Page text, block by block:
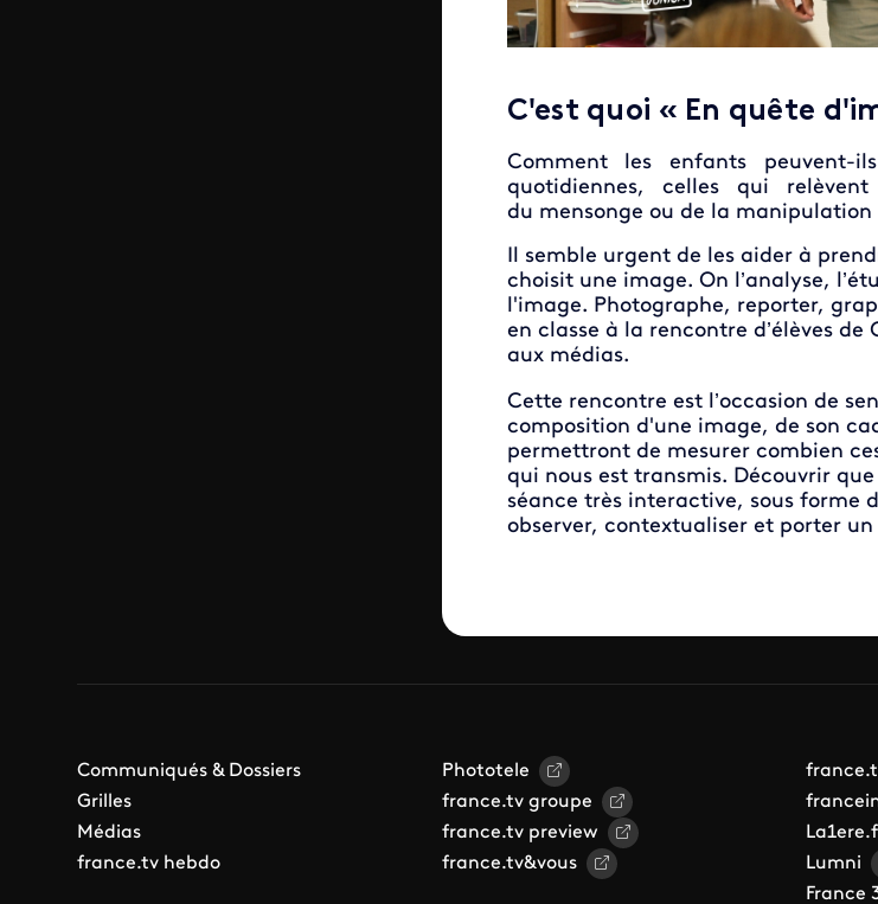
C'est quoi « En quête
Comment les enfants peuvent-
quotidiennes, celles qui
du mensonge ou de la manipulation
Il semble urgent de les aider à
choisit une image. On l’analyse,
l'image. Photographe, reporter,
en classe à la rencontre d’élèves
aux médias.
Cette rencontre est l’occasion de
composition d'une image, de son
permettront de mesurer combien
qui nous est transmis. Découvrir
séance très interactive, sous forme
observer, contextualiser et porter
Communiqués & Dossiers
Grilles
Médias
france.tv hebdo
Phototele
france.tv groupe
france.tv preview
france.tv&vous
Lumni
France